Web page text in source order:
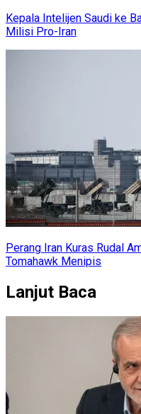
Kepala Intelijen Saudi ke
Milisi Pro-Iran
Perang Iran Kuras Rudal
Tomahawk Menipis
Lanjut Baca